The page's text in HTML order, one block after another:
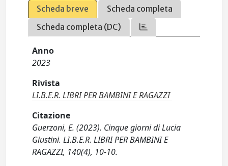
Scheda breve
Scheda completa
Scheda completa (DC)
Anno
2023
Rivista
LI.B.E.R. LIBRI PER BAMBINI E RAGAZZI
Citazione
Guerzoni, E. (2023). Cinque giorni di Lucia
Giustini. LI.B.E.R. LIBRI PER BAMBINI E
RAGAZZI, 140(4), 10-10.